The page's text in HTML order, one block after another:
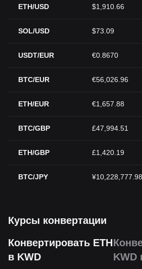
ETH/USD $1,910.66
SOL/USD $73.09
USDT/EUR €0.8670
BTC/EUR €56,026.96
ETH/EUR €1,657.88
BTC/GBP £47,994.51
ETH/GBP £1,420.19
BTC/JPY ¥10,228,777.98
Курсы конвертации
Конвертировать ETH
в KWD
KWD